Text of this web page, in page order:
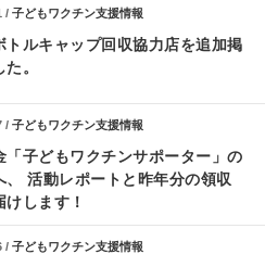
/子どもワクチン支援情報
トルキャップ回収協力店を追加掲
。
/子どもワクチン支援情報
「子どもワクチンサポーター」の
、 活動レポートと昨年分の領収
けします！
/子どもワクチン支援情報